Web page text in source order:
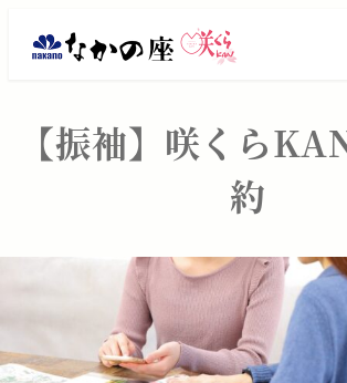
振
レ
ル・
ご
購
【振袖】咲くら
約